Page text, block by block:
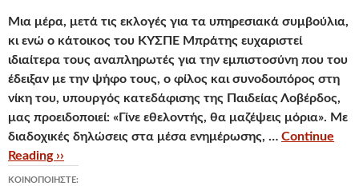
Μια μέρα, μετά τις εκλογές για τα υπηρεσιακά συμβούλια,
κι ενώ ο κάτοικος του ΚΥΣΠΕ Μπράτης ευχαριστεί
ιδιαίτερα τους αναπληρωτές για την εμπιστοσύνη που του
έδειξαν με την ψήφο τους, ο φίλος και συνοδοιπόρος στη
νίκη του, υπουργός κατεδάφισης της Παιδείας Λοβέρδος,
μας προειδοποιεί: «Γίνε εθελοντής, θα μαζέψεις μόρια». Με
διαδοχικές δηλώσεις στα μέσα ενημέρωσης, … Continue
Reading ››
ΚΟΙΝΟΠΟΙΉΣΤΕ: